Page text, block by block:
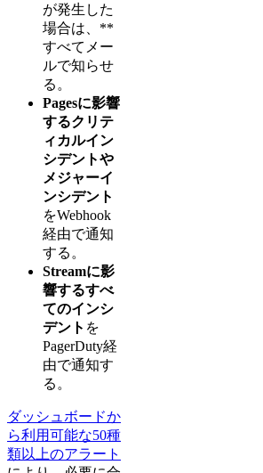
が発生した
場合は、**
すべてメー
ルで知らせ
る。
Pagesに影響
するクリテ
ィカルイン
シデントや
メジャーイ
ンシデント
をWebhook
経由で通知
する。
Streamに影
響するすべ
てのインシ
デント を
PagerDuty経
由で通知す
る。
ダッシュボードか
ら利用可能な50種
類以上のアラート